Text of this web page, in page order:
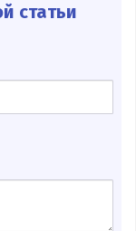
статьи